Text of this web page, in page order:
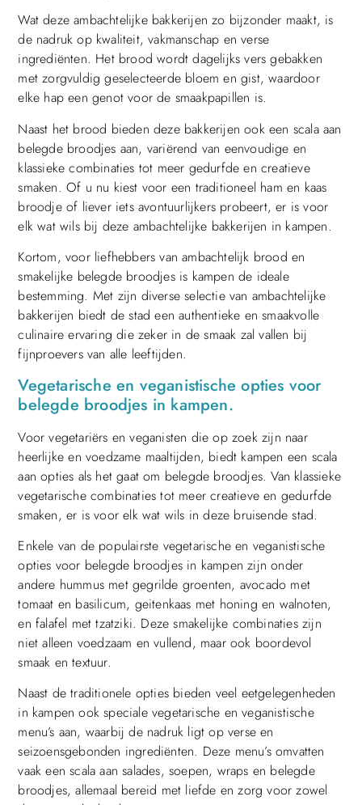
Wat deze ambachtelijke bakkerijen zo bijzonder maakt, is
de nadruk op kwaliteit, vakmanschap en verse
ingrediënten. Het brood wordt dagelijks vers gebakken
met zorgvuldig geselecteerde bloem en gist, waardoor
elke hap een genot voor de smaakpapillen is.
Naast het brood bieden deze bakkerijen ook een scala aan
belegde broodjes aan, variërend van eenvoudige en
klassieke combinaties tot meer gedurfde en creatieve
smaken. Of u nu kiest voor een traditioneel ham en kaas
broodje of liever iets avontuurlijkers probeert, er is voor
elk wat wils bij deze ambachtelijke bakkerijen in kampen.
Kortom, voor liefhebbers van ambachtelijk brood en
smakelijke belegde broodjes is kampen de ideale
bestemming. Met zijn diverse selectie van ambachtelijke
bakkerijen biedt de stad een authentieke en smaakvolle
culinaire ervaring die zeker in de smaak zal vallen bij
fijnproevers van alle leeftijden.
Vegetarische en veganistische opties voor
belegde broodjes in kampen.
Voor vegetariërs en veganisten die op zoek zijn naar
heerlijke en voedzame maaltijden, biedt kampen een scala
aan opties als het gaat om belegde broodjes. Van klassieke
vegetarische combinaties tot meer creatieve en gedurfde
smaken, er is voor elk wat wils in deze bruisende stad.
Enkele van de populairste vegetarische en veganistische
opties voor belegde broodjes in kampen zijn onder
andere hummus met gegrilde groenten, avocado met
tomaat en basilicum, geitenkaas met honing en walnoten,
en falafel met tzatziki. Deze smakelijke combinaties zijn
niet alleen voedzaam en vullend, maar ook boordevol
smaak en textuur.
Naast de traditionele opties bieden veel eetgelegenheden
in kampen ook speciale vegetarische en veganistische
menu’s aan, waarbij de nadruk ligt op verse en
seizoensgebonden ingrediënten. Deze menu’s omvatten
vaak een scala aan salades, soepen, wraps en belegde
broodjes, allemaal bereid met liefde en zorg voor zowel